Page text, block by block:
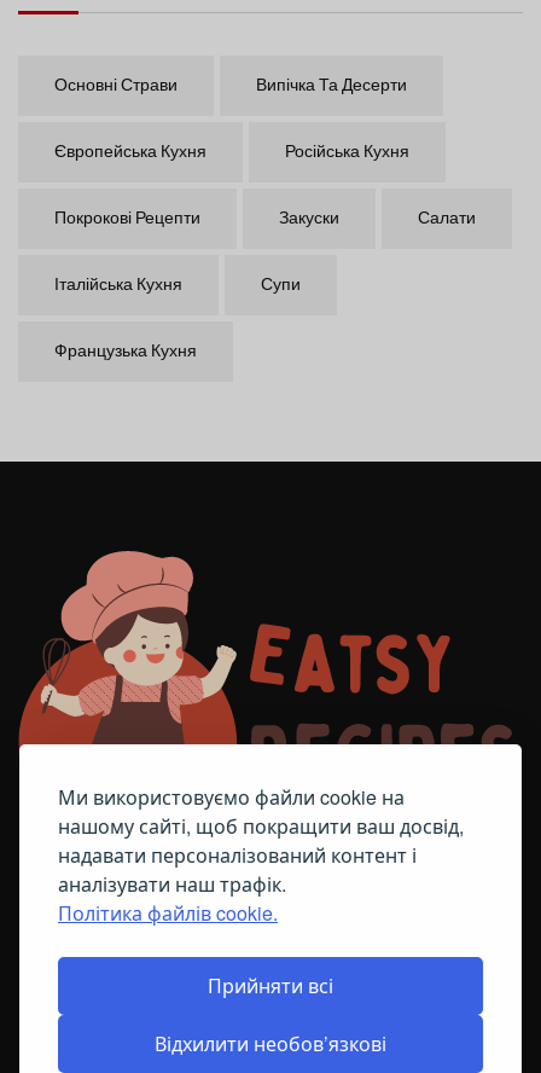
Ми використовуємо файли cookie на
нашому сайті, щоб покращити ваш досвід,
надавати персоналізований контент і
аналізувати наш трафік.
Політика файлів cookie.
Прийняти всі
Відхилити необов’язкові
Основні Страви Випічка Та Десерти
Європейська Кухня Російська Кухня
Покрокові Рецепти Закуски Салати
Італійська Кухня Супи
Французька Кухня
ПОЛІТИКА ЩОДО ФАЙЛІВ COOKIE
© All Right Reserved2026